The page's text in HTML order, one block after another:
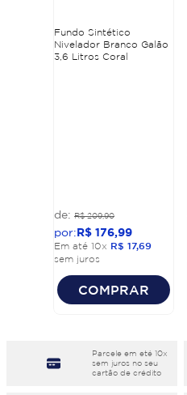
Fundo Sintético
Nivelador Branco Galão
3,6 Litros Coral
R$ 209,90
R$ 176,99
Em até 10x R$ 17,69
sem juros
COMPRAR
Parcele em eté 10x
sem juros no seu
cartão de crédito